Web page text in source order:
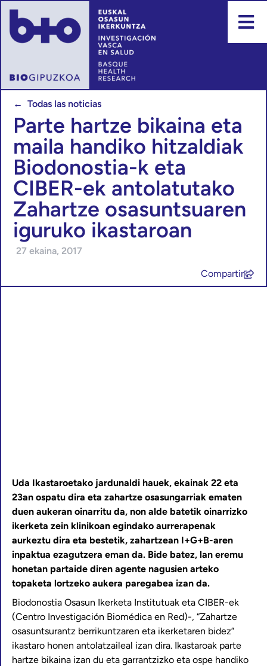
← Todas las noticias
Parte hartze bikaina eta
maila handiko hitzaldiak
Biodonostia-k eta
CIBER-ek antolatutako
Zahartze osasuntsuaren
iguruko ikastaroan
27 ekaina, 2017
Compartir
Uda Ikastaroetako jardunaldi hauek, ekainak 22 eta
23an ospatu dira eta zahartze osasungarriak ematen
duen aukeran oinarritu da, non alde batetik oinarrizko
ikerketa zein klinikoan egindako aurrerapenak
aurkeztu dira eta bestetik, zahartzean I+G+B-aren
inpaktua ezagutzera eman da. Bide batez, lan eremu
honetan partaide diren agente nagusien arteko
topaketa lortzeko aukera paregabea izan da.
Biodonostia Osasun Ikerketa Institutuak eta CIBER-ek
(Centro Investigación Biomédica en Red)-, “Zahartze
osasuntsurantz berrikuntzaren eta ikerketaren bidez”
ikastaro honen antolatzaileal izan dira. Ikastaroak parte
hartze bikaina izan du eta garrantzizko eta ospe handiko